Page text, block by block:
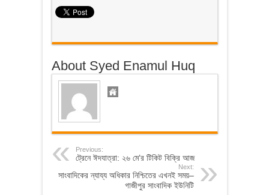
About Syed Enamul Huq
Previous:
ট্রেনে ঈদযাত্রা: ২৬ মে’র টিকিট বিক্রি আজ
Next:
সাংবাদিকের ন্যায্য অধিকার নিশ্চিতের এখনই সময়–
গাজীপুর সাংবাদিক ইউনিটি